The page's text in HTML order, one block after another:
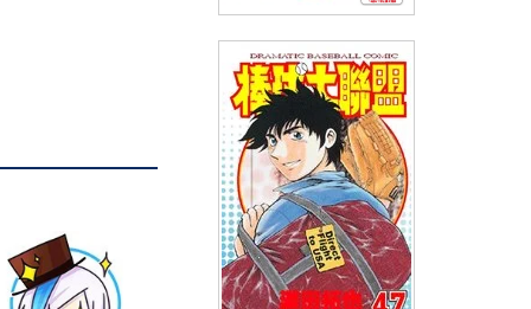
CANIS THE SPEAKER ─發語者
─(02)限定版
NT$220 90折 NT$198 (USD6.57)